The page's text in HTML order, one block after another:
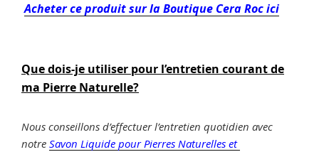
Acheter ce produit sur la Boutique Cera Roc ici
Que dois-je utiliser pour l’entretien courant de
ma Pierre Naturelle?
Nous conseillons d’effectuer l’entretien quotidien avec
notre Savon Liquide pour Pierres Naturelles et